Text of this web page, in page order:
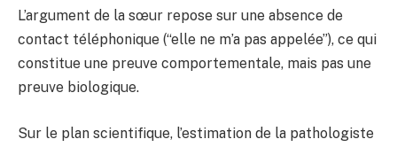
L’argument de la sœur repose sur une absence de
contact téléphonique (“elle ne m’a pas appelée”), ce qui
constitue une preuve comportementale, mais pas une
preuve biologique.
Sur le plan scientifique, l’estimation de la pathologiste